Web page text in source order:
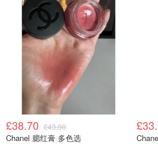
£38.70 £43.00
Chanel 腮红膏 多色选